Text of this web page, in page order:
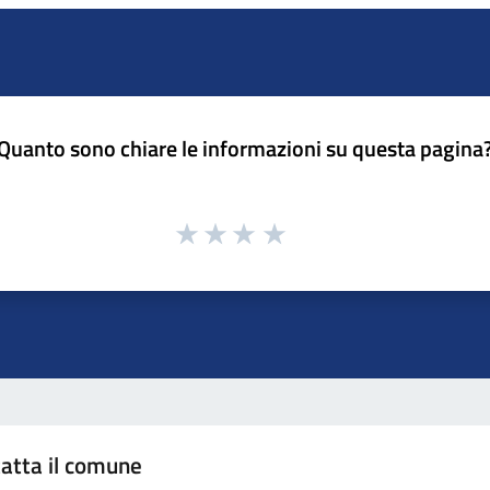
sono chiare le informazioni su questa
il comune